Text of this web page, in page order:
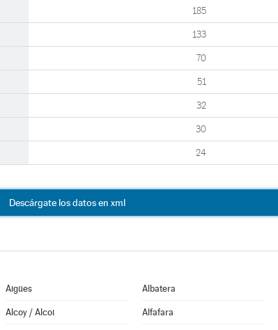
185
133
70
51
32
30
24
Descárgate los datos en xml
Aigües Albatera
Alcoy / Alcoi Alfafara